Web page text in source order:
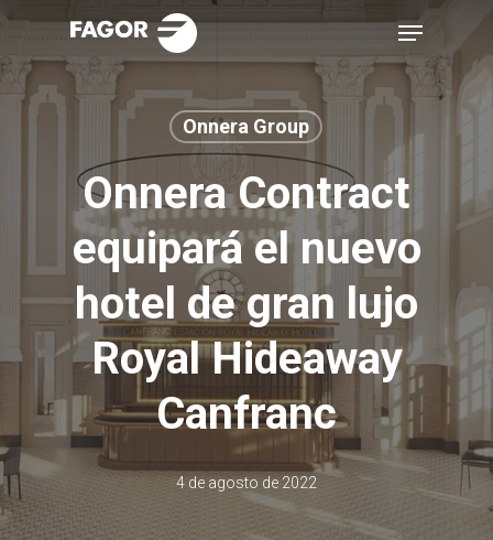
Skip
main
Menu
Onnera Group
Onnera Contract
equipará el nuevo
hotel de gran lujo
Royal Hideaway
Canfranc
4 de agosto de 2022